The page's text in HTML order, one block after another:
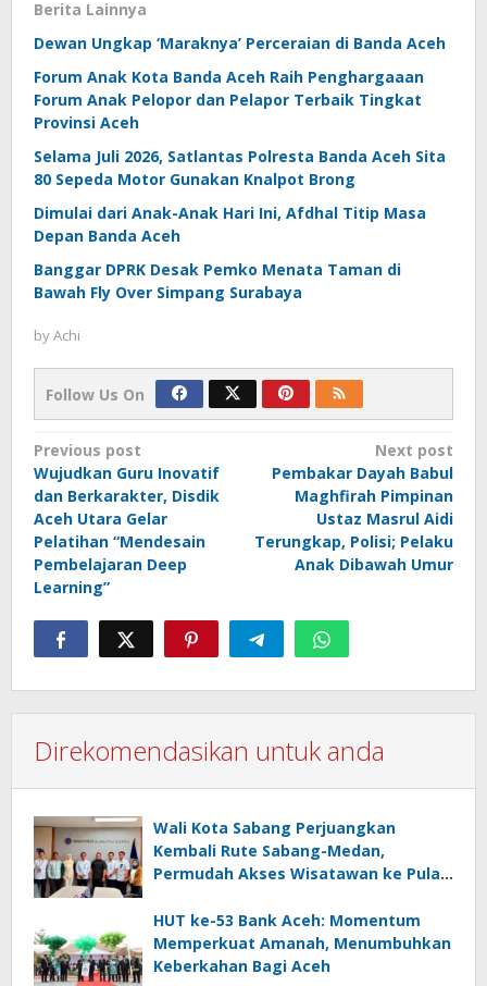
Berita Lainnya
Dewan Ungkap ‘Maraknya’ Perceraian di Banda Aceh
Forum Anak Kota Banda Aceh Raih Penghargaaan
Forum Anak Pelopor dan Pelapor Terbaik Tingkat
Provinsi Aceh
Selama Juli 2026, Satlantas Polresta Banda Aceh Sita
80 Sepeda Motor Gunakan Knalpot Brong
Dimulai dari Anak-Anak Hari Ini, Afdhal Titip Masa
Depan Banda Aceh
Banggar DPRK Desak Pemko Menata Taman di
Bawah Fly Over Simpang Surabaya
byAchi
Follow Us On
Post
navigation
Previous post
Wujudkan Guru Inovatif
dan Berkarakter, Disdik
Aceh Utara Gelar
Pelatihan “Mendesain
Pembelajaran Deep
Learning”
Next post
Pembakar Dayah Babul
Maghfirah Pimpinan
Ustaz Masrul Aidi
Terungkap, Polisi; Pelaku
Anak Dibawah Umur
Direkomendasikan untuk anda
Wali Kota Sabang Perjuangkan
Kembali Rute Sabang-Medan,
Permudah Akses Wisatawan ke Pulau
HUT ke-53 Bank Aceh: Momentum
Memperkuat Amanah, Menumbuhkan
Keberkahan Bagi Aceh